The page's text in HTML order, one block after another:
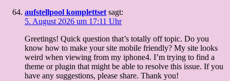
aufstellpool komplettset sagt:
5. August 2026 um 17:11 Uhr
Greetings! Quick question that’s totally off topic. Do you
know how to make your site mobile friendly? My site looks
weird when viewing from my iphone4. I’m trying to find a
theme or plugin that might be able to resolve this issue. If you
have any suggestions, please share. Thank you!